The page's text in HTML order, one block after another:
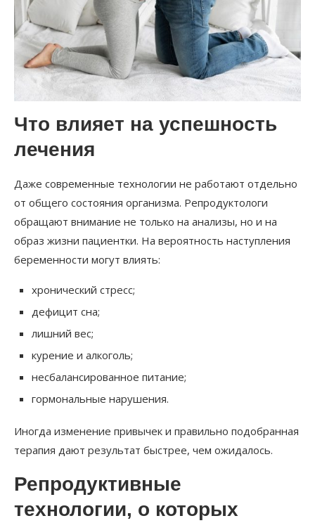
Что влияет на успешность
лечения
Даже современные технологии не работают отдельно
от общего состояния организма. Репродуктологи
обращают внимание не только на анализы, но и на
образ жизни пациентки. На вероятность наступления
беременности могут влиять:
хронический стресс;
дефицит сна;
лишний вес;
курение и алкоголь;
несбалансированное питание;
гормональные нарушения.
Иногда изменение привычек и правильно подобранная
терапия дают результат быстрее, чем ожидалось.
Репродуктивные
технологии, о которых